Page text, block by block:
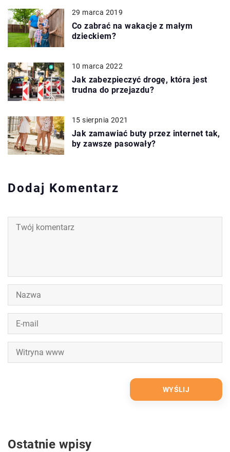
29 marca 2019
Co zabrać na wakacje z małym
dzieckiem?
10 marca 2022
Jak zabezpieczyć drogę, która jest
trudna do przejazdu?
15 sierpnia 2021
Jak zamawiać buty przez internet tak,
by zawsze pasowały?
Dodaj Komentarz
Ostatnie wpisy